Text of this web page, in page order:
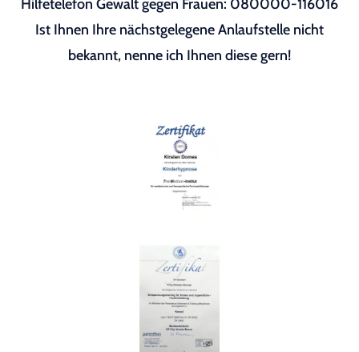
Hilfetelefon Gewalt gegen Frauen: 080000-116016
Ist Ihnen Ihre nächstgelegene Anlaufstelle nicht
bekannt, nenne ich Ihnen diese gern!